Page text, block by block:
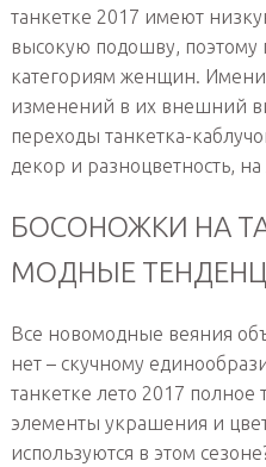
танкетке 2017 имеют
высокую подошву, поэтому
категориям женщин.
изменений в их внешний
переходы танкетка-
декор и разноцветность,
БОСОНОЖКИ НА
МОДНЫЕ
Все новомодные веяния
нет – скучному
танкетке лето 2017
элементы украшения и
используются в этом